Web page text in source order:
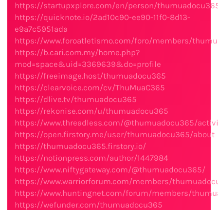
https://startupxplore.com/en/person/
https://quicknote.io/2ad10c90-ee90-11f0-8d13-
e9a7c5951ada
https://www.foroatletismo.com/foro/members/
https://b.cari.com.my/home.php?
mod=space&uid=3369639&do=profile
https://freeimage.host/thumuadocu365
https://clearvoice.com/cv/ThuMuaC365
https://dlive.tv/thumuadocu365
https://rekonise.com/u/thumuadocu365
https://www.threadless.com/@thumuadocu365/
https://open.firstory.me/user/thumuadocu365/about
https://thumuadocu365.firstory.io/
https://notionpress.com/author/1447984
https://www.niftygateway.com/@thumuadocu365/
https://www.warriorforum.com/members/
https://www.huntingnet.com/forum/members/
https://wefunder.com/thumuadocu365